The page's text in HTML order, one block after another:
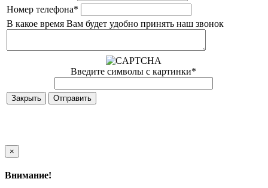
Номер телефона*
В какое время Вам будет удобно принять наш звонок
Введите символы с картинки*
Закрыть
×
Внимание!